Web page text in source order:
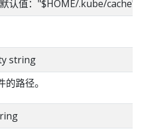
值："$HOME/.kube/cache"
string
路径。